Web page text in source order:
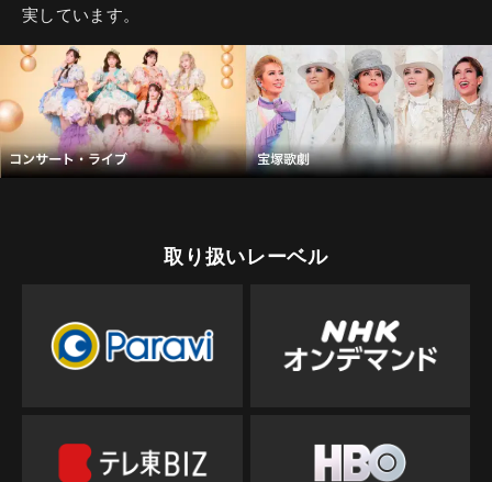
実しています。
取り扱いレーベル